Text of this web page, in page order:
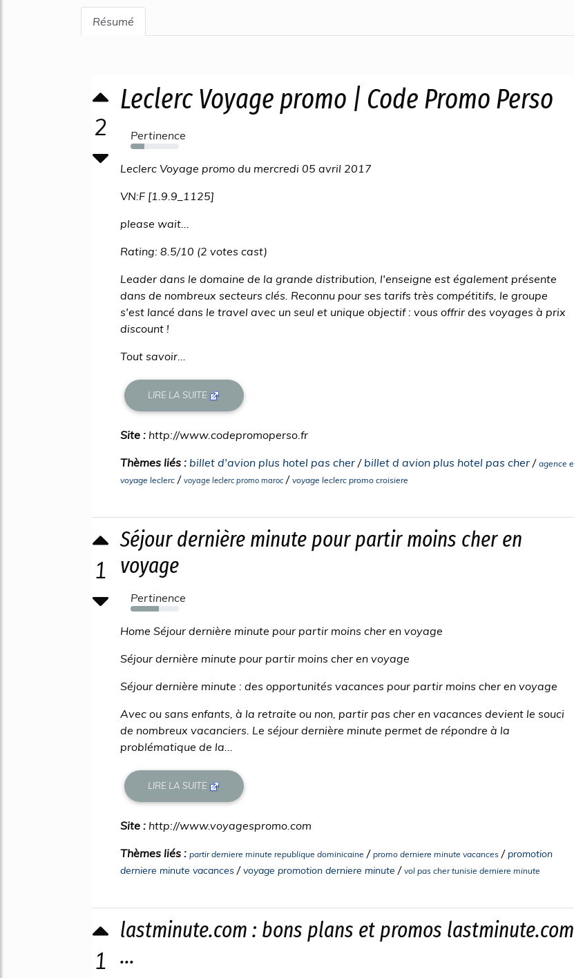
Résumé
2
Leclerc Voyage promo | Code Promo Perso
Pertinence
28%
Leclerc Voyage promo du mercredi 05 avril 2017
VN:F [1.9.9_1125]
please wait...
Rating: 8.5/10 (2 votes cast)
Leader dans le domaine de la grande distribution, l'enseigne est également présente
dans de nombreux secteurs clés. Reconnu pour ses tarifs très compétitifs, le groupe
s'est lancé dans le travel avec un seul et unique objectif : vous offrir des voyages à prix
discount !
Tout savoir...
LIRE LA SUITE
Site : http://www.codepromoperso.fr
Thèmes liés : billet d'avion plus hotel pas cher / billet d avion plus hotel pas cher / agence e
voyage leclerc / voyage leclerc promo maroc/ voyage leclerc promo croisiere
1
Séjour dernière minute pour partir moins cher en
voyage
Pertinence
59%
Home Séjour dernière minute pour partir moins cher en voyage
Séjour dernière minute pour partir moins cher en voyage
Séjour dernière minute : des opportunités vacances pour partir moins cher en voyage
Avec ou sans enfants, à la retraite ou non, partir pas cher en vacances devient le souci
de nombreux vacanciers. Le séjour dernière minute permet de répondre à la
problématique de la...
LIRE LA SUITE
Site : http://www.voyagespromo.com
Thèmes liés : partir derniere minute republique dominicaine / promo derniere minute vacances /promotion
derniere minute vacances /voyage promotion derniere minute / vol pas cher tunisie derniere minute
1
lastminute.com : bons plans et promos lastminute.com
...